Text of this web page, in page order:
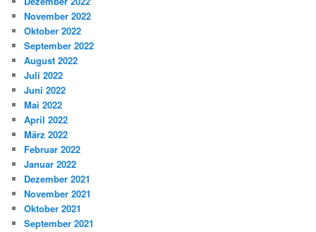
November 2022
Oktober 2022
September 2022
August 2022
Juli 2022
Juni 2022
Mai 2022
April 2022
März 2022
Februar 2022
Januar 2022
Dezember 2021
November 2021
Oktober 2021
September 2021